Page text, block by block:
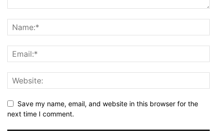
Save my name, email, and website in this browser for the
next time I comment.